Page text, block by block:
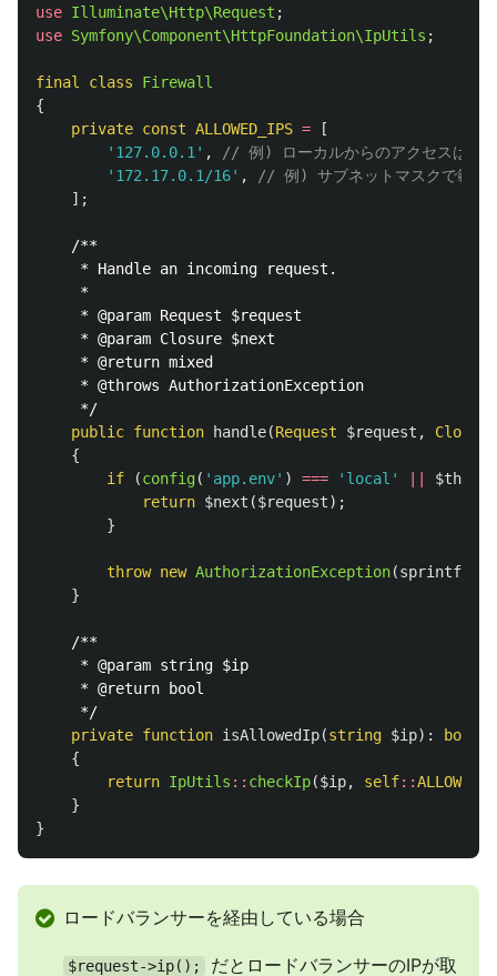
use Illuminate\Http\Request ;
use Symfony\Component\HttpFoundation\IpUtils ;
final class
Firewall
{
private const ALLOWED_IPS =
[
'127.0.0.1' ,
// 例) ローカルからのアクセスは許
'172.17.0.1/16' ,
// 例) サブネットマスクで範
];
/**
     * Handle an incoming request.
     *
     * @param Request $request
     * @param Closure $next
     * @return mixed
     * @throws AuthorizationException
     */
public function handle(Request $request ,
Closure
{
if
(config( 'app.env' ) === 'local' $this
return $next ($request);
}
throw new AuthorizationException(sprintf
}
/**
     * @param string $ip
     * @return bool
     */
private function isAllowedIp(string $ip):
bool
{
return IpUtils :: checkIp($ip, self::
}
}
ロードバランサーを経由している場合
$request->ip(); だとロードバランサーのIPが取